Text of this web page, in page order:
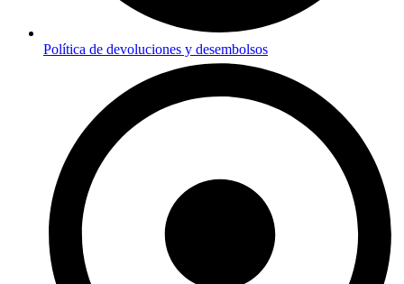
Política de devoluciones y desembolsos